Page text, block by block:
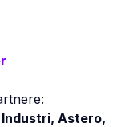
Industri, Astero,